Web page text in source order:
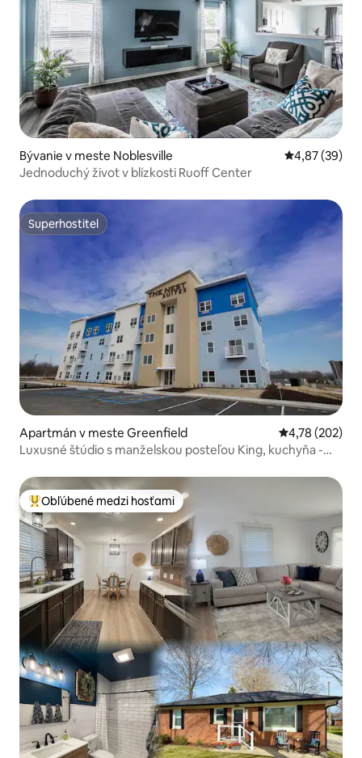
Bývanie v meste Noblesville Priemerné
4,87 (39)
Jednoduchý život v blízkosti Ruoff Center
Superhostiteľ
Superhostiteľ
Apartmán v meste Greenfield Priemerné
4,78 (202)
Luxusné štúdio s manželskou posteľou King, kuchyňa -
Najobľúbenejšie medzi hosťami
Obľúbené medzi hosťami